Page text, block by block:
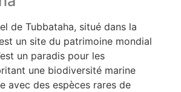
de Tubbataha, situé dans la
un site du patrimoine mondial
un paradis pour les
une biodiversité marine
avec des espèces rares de